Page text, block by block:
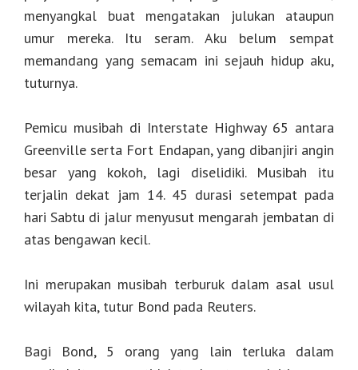
menyangkal buat mengatakan julukan ataupun
umur mereka. Itu seram. Aku belum sempat
memandang yang semacam ini sejauh hidup aku,
tuturnya.
Pemicu musibah di Interstate Highway 65 antara
Greenville serta Fort Endapan, yang dibanjiri angin
besar yang kokoh, lagi diselidiki. Musibah itu
terjalin dekat jam 14. 45 durasi setempat pada
hari Sabtu di jalur menyusut mengarah jembatan di
atas bengawan kecil.
Ini merupakan musibah terburuk dalam asal usul
wilayah kita, tutur Bond pada Reuters.
Bagi Bond, 5 orang yang lain terluka dalam